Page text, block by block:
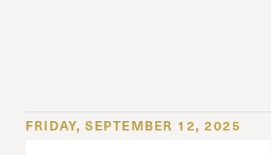
FRIDAY, SEPTEMBER 12, 2025